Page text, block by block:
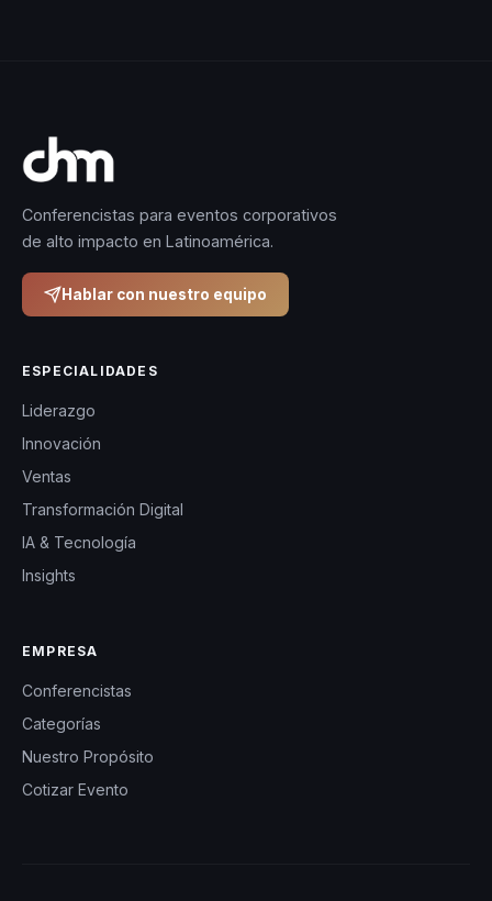
Conferencistas para eventos corporativos
de alto impacto en Latinoamérica.
Hablar con nuestro equipo
ESPECIALIDADES
Liderazgo
Innovación
Ventas
Transformación Digital
IA & Tecnología
Insights
EMPRESA
Conferencistas
Categorías
Nuestro Propósito
Cotizar Evento